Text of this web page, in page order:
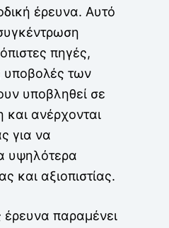
έρευνα. Αυτό
πηγές,
υποβολές των
υποβληθεί σε
και ανέρχονται
για να
υψηλότερα
και αξιοπιστίας.
παραμένει